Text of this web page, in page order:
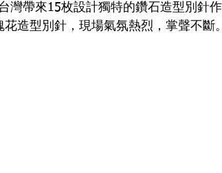
灣帶來15枚設計獨特的鑽石造型別針
造型別針，現場氣氛熱烈，掌聲不斷。